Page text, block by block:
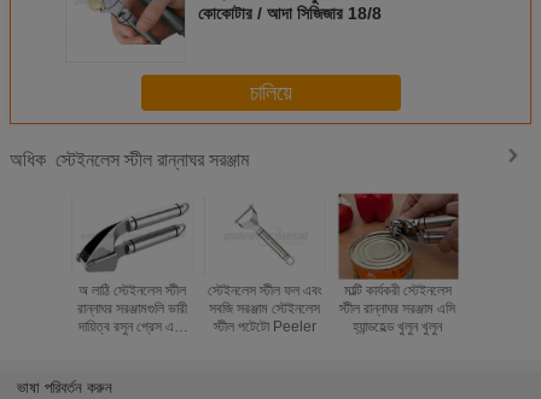
কোকোটার / আদা সিজিজার 18/8
চালিয়ে
অধিক স্টেইনলেস স্টীল রান্নাঘর সরঞ্জাম
অ লাঠি স্টেইনলেস স্টীল
রান্নাঘর সরঞ্জামগুলি ভারী
দায়িত্ব রসুন প্রেস এবং
স্টেইনলেস স্টীল ফল এবং
সবজি সরঞ্জাম স্টেইনলেস
স্টীল পটেটো Peeler
মাল্টি কার্যকরী স্টেইনলেস
স্টীল রান্নাঘর সরঞ্জাম এসি
হ্যান্ডহেল্ড খুলুন খুলুন
ভাষা পরিবর্তন করুন